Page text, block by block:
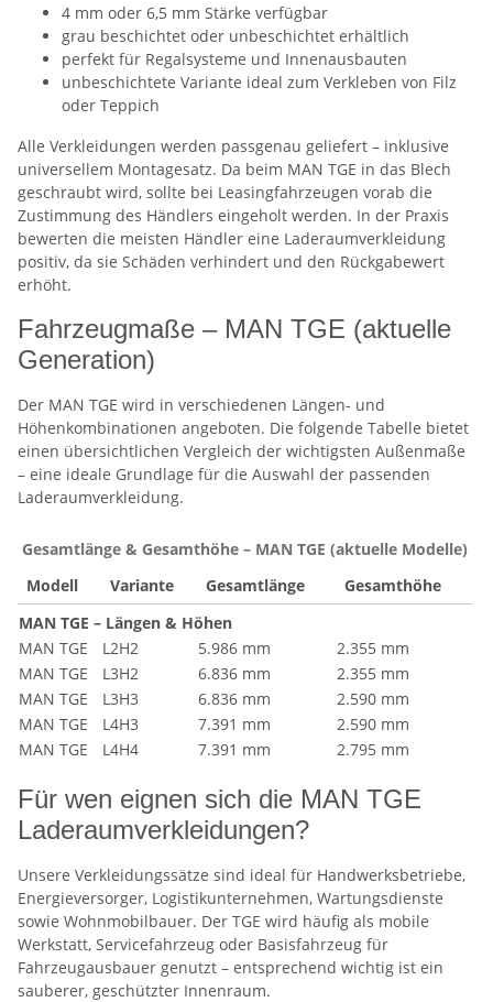
4 mm oder 6,5 mm Stärke verfügbar
grau beschichtet oder unbeschichtet erhältlich
perfekt für Regalsysteme und Innenausbauten
unbeschichtete Variante ideal zum Verkleben von Filz
oder Teppich
Alle Verkleidungen werden passgenau geliefert – inklusive
universellem Montagesatz. Da beim MAN TGE in das Blech
geschraubt wird, sollte bei Leasingfahrzeugen vorab die
Zustimmung des Händlers eingeholt werden. In der Praxis
bewerten die meisten Händler eine Laderaumverkleidung
positiv, da sie Schäden verhindert und den Rückgabewert
erhöht.
Fahrzeugmaße – MAN TGE (aktuelle
Generation)
Der MAN TGE wird in verschiedenen Längen- und
Höhenkombinationen angeboten. Die folgende Tabelle bietet
einen übersichtlichen Vergleich der wichtigsten Außenmaße
– eine ideale Grundlage für die Auswahl der passenden
Laderaumverkleidung.
Gesamtlänge & Gesamthöhe – MAN TGE (aktuelle Modelle)
Modell
Variante Gesamtlänge
Gesamthöhe
MAN TGE – Längen & Höhen
MAN TGE
L2H2 5.986 mm
2.355 mm
MAN TGE
L3H2 6.836 mm
2.355 mm
MAN TGE
L3H3 6.836 mm
2.590 mm
MAN TGE
L4H3 7.391 mm
2.590 mm
MAN TGE
L4H4 7.391 mm 2.795 mm
Für wen eignen sich die MAN TGE
Laderaumverkleidungen?
Unsere Verkleidungssätze sind ideal für Handwerksbetriebe,
Energieversorger, Logistikunternehmen, Wartungsdienste
sowie Wohnmobilbauer. Der TGE wird häufig als mobile
Werkstatt, Servicefahrzeug oder Basisfahrzeug für
Fahrzeugausbauer genutzt – entsprechend wichtig ist ein
sauberer, geschützter Innenraum.